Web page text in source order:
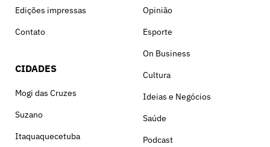
Edições impressas
Contato
CIDADES
Mogi das Cruzes
Suzano
Itaquaquecetuba
Opinião
Esporte
On Business
Cultura
Ideias e Negócios
Saúde
Podcast